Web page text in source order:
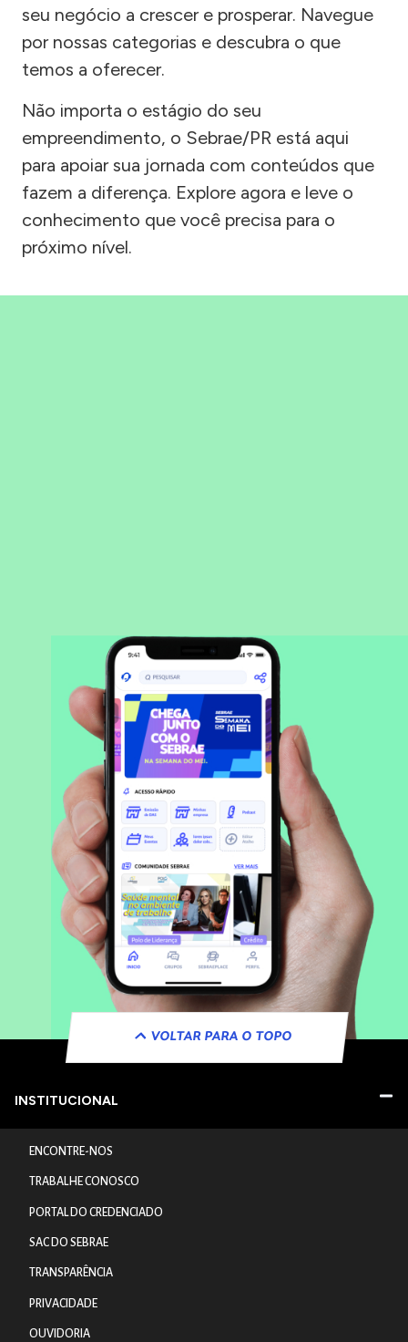
seu negócio a crescer e prosperar. Navegue
por nossas categorias e descubra o que
temos a oferecer.
Não importa o estágio do seu
empreendimento, o Sebrae/PR está aqui
para apoiar sua jornada com conteúdos que
fazem a diferença. Explore agora e leve o
conhecimento que você precisa para o
próximo nível.
VOLTAR PARA O TOPO
INSTITUCIONAL
ENCONTRE-NOS
TRABALHE CONOSCO
PORTAL DO CREDENCIADO
SAC DO SEBRAE
TRANSPARÊNCIA
PRIVACIDADE
OUVIDORIA